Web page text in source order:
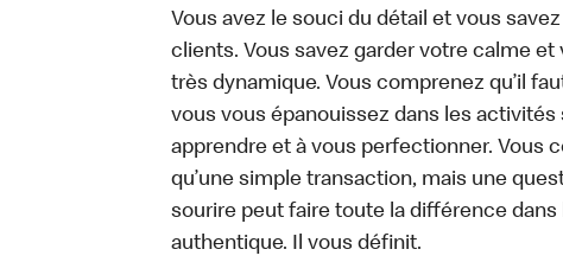
Vous avez le souci du détail et vous
clients. Vous savez garder votre calme
très dynamique. Vous comprenez qu’il
vous vous épanouissez dans les
apprendre et à vous perfectionner. Vous
qu’une simple transaction, mais une
sourire peut faire toute la différence dans
authentique. Il vous définit.